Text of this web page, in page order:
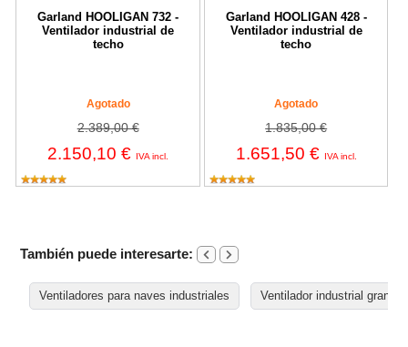
Garland HOOLIGAN 732 -
Ventilador industrial de
techo
Agotado
2.389,00 €
2.150,10 € IVA incl.
Garland HOOLIGAN 428 -
Ventilador industrial de
techo
Agotado
1.835,00 €
1.651,50 € IVA incl.
También puede interesarte:
Ventiladores para naves industriales Ventilador industrial grande